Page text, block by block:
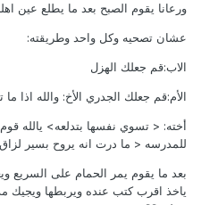
ورعانا يقوم الصبح بعد ما يطلع عين
عشان تصحيه وكل واحد وطريقته:
الاب:قم جعلك الهزل
الأم:قم جعلك الجدري الأخ: والله اذا
أخته: < تسوي نفسها بتدلعه> يالله
للمدرسه < ما درت انه يروح بسير
بعد ما يقوم يمر الحمام على السريع
ياخذ اقرب كتب عنده ويربطها ويجيك